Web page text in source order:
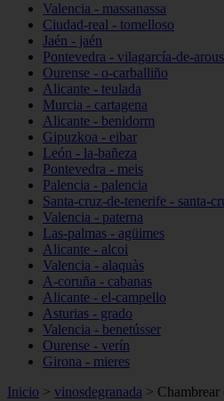
Valencia - massanassa
Ciudad-real - tomelloso
Jaén - jaén
Pontevedra - vilagarcía-de-
Ourense - o-carballiño
Alicante - teulada
Murcia - cartagena
Alicante - benidorm
Gipuzkoa - eibar
León - la-bañeza
Pontevedra - meis
Palencia - palencia
Santa-cruz-de-tenerife - santa-
Valencia - paterna
Las-palmas - agüimes
Alicante - alcoi
Valencia - alaquàs
A-coruña - cabanas
Alicante - el-campello
Asturias - grado
Valencia - benetússer
Ourense - verín
Girona - mieres
Inicio > vinosdegranada >